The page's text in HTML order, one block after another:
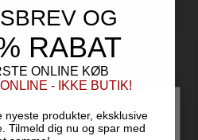
i
OG
RABAT
ONLINE KØB
- IKKE BUTIK!
nyeste produkter, eksklusive
Tilmeld dig nu og spar med